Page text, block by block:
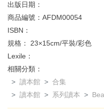
出版日期：
商品編號： AFDM00054
ISBN：
規格： 23×15cm/平裝/彩色
Lexile：
相關分類：
讀本館
合集
讀本館
系列讀本